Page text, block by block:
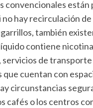
convencionales
hay recirculación de
también
contiene
de
cuentan con
circunstancias
cafés o los centros